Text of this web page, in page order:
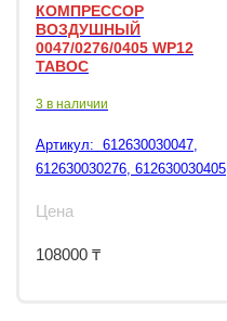
КОМПРЕССОР
ВОЗДУШНЫЙ
0047/0276/0405 WP12
TABOC
3 в наличии
Артикул: 612630030047,
612630030276, 612630030405
Цена
108000 ₸